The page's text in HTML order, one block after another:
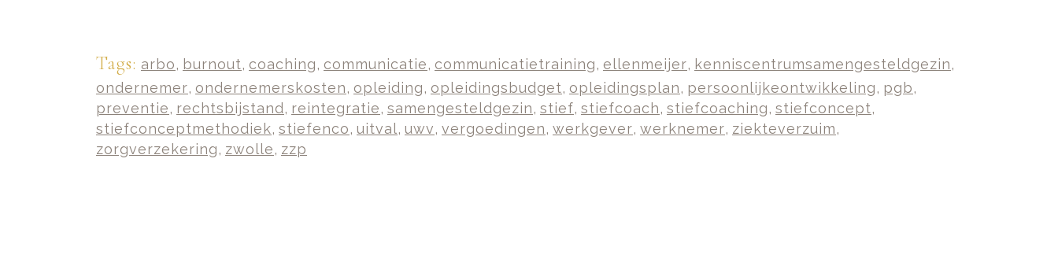
Tags: arbo, burnout, coaching, communicatie, communicatietraining, ellenmeijer, kenniscentrumsamengesteldgezin,
ondernemer, ondernemerskosten, opleiding, opleidingsbudget, opleidingsplan, persoonlijkeontwikkeling, pgb,
preventie, rechtsbijstand , reintegratie, samengesteldgezin, stief, stiefcoach, stiefcoaching, stiefconcept,
stiefconceptmethodiek, stiefenco, uitval, uwv, vergoedingen, werkgever, werknemer, ziekteverzuim,
zorgverzekering, zwolle, zzp